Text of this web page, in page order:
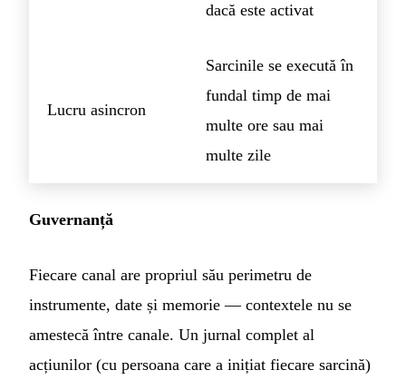
dacă este activat
Lucru asincron
Sarcinile se execută în
fundal timp de mai
multe ore sau mai
multe zile
Guvernanță
Fiecare canal are propriul său perimetru de
instrumente, date și memorie — contextele nu se
amestecă între canale. Un jurnal complet al
acțiunilor (cu persoana care a inițiat fiecare sarcină)